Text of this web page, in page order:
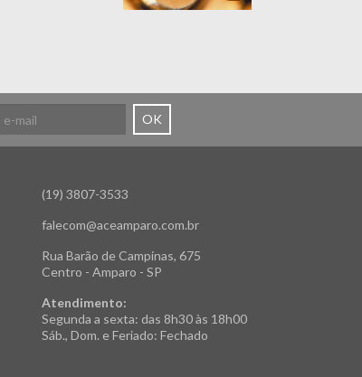
OK
(19) 3807-3533
falecom@aceamparo.com.br
Rua Barão de Campinas, 675
Centro - Amparo - SP
Atendimento:
Segunda a sexta: das 8h30 às 18h00
Sáb., Dom. e Feriado: Fechado